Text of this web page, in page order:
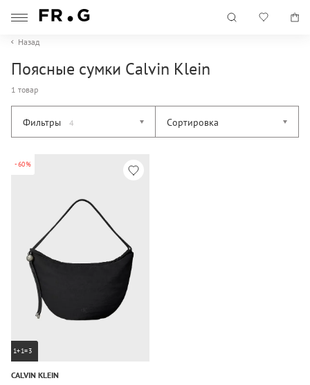
Назад
Поясные сумки Calvin Klein
1 товар
Фильтры 4 Сортировка
-60%
1+1=3
CALVIN KLEIN